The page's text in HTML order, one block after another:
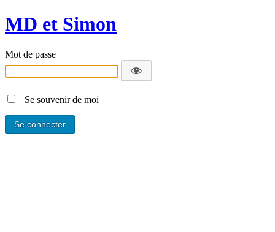
MD et Simon
Mot de passe
Se souvenir de moi